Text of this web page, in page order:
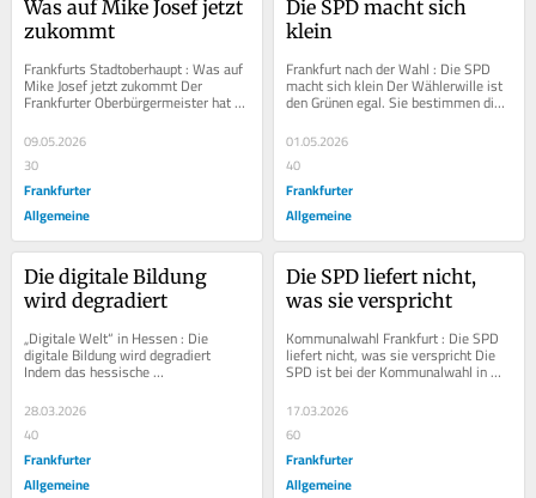
Was auf Mike Josef jetzt
zukommt
Frankfurts Stadtoberhaupt : Was auf
Mike Josef jetzt zukommt Der
Frankfurter Oberbürgermeister hat
die erste Hälfte seiner Amtszeit
hinter sich. Er...
09.05.2026
30
Frankfurter
Allgemeine
Die SPD macht sich
klein
Frankfurt nach der Wahl : Die SPD
macht sich klein Der Wählerwille ist
den Grünen egal. Sie bestimmen die
Regeln für die Koalitionsbildung in...
01.05.2026
40
Frankfurter
Allgemeine
Die digitale Bildung
wird degradiert
„Digitale Welt“ in Hessen : Die
digitale Bildung wird degradiert
Indem das hessische
„Digitale Welt“ zum...
28.03.2026
40
Frankfurter
Allgemeine
Die SPD liefert nicht,
was sie verspricht
Kommunalwahl Frankfurt : Die SPD
liefert nicht, was sie verspricht Die
SPD ist bei der Kommunalwahl in
17.03.2026
60
Frankfurter
Allgemeine